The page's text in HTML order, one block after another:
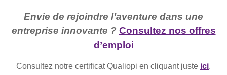
Envie de rejoindre l’aventure dans une
entreprise innovante ? Consultez nos offres
d’emploi
Consultez notre certificat Qualiopi en cliquant juste ici.